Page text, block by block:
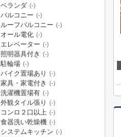
ベランダ (-)
バルコニー (-)
ルーフバルコニー (-)
オール電化 (-)
エレベーター (-)
照明器具付き (-)
駐輪場 (-)
バイク置場あり (-)
家具・家電付き (-)
洗濯機置場有 (-)
外観タイル張り (-)
コンロ２口以上 (-)
食器洗い乾燥機 (-)
システムキッチン (-)